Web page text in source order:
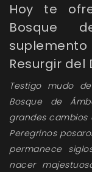
Hoy te
Bosque
Resurgir del
Testigo mudo
Bosque de
grandes cambios
Peregrinos
permanece
nacer